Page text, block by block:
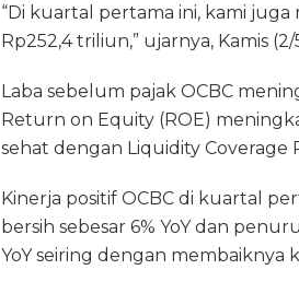
o
o
k
p
p
ms
“Di kuartal pertama ini, kami
Rp252,4 triliun,” ujarnya, Kamis
Laba sebelum pajak OCBC
Return on Equity (ROE)
sehat dengan Liquidity Coverage
Kinerja positif OCBC di kuartal
bersih sebesar 6% YoY dan
YoY seiring dengan membaiknya